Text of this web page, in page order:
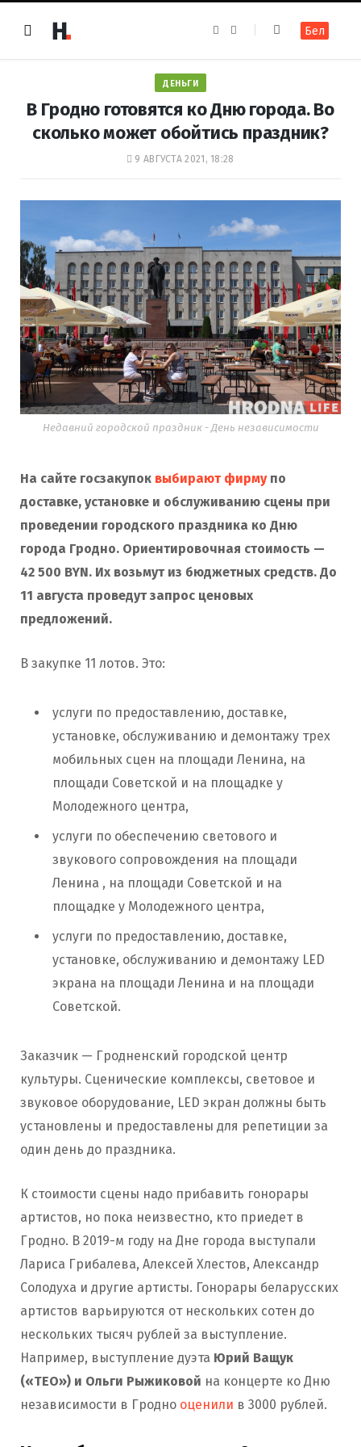
e
k
t
a
m
Бел
ДЕНЬГИ
В Гродно готовятся ко Дню города. Во
сколько может обойтись праздник?
9 АВГУСТА 2021, 18:28
Недавний городской праздник - День независимости
На сайте госзакупок выбирают фирмупо
доставке, установке и обслуживанию сцены при
проведении городского праздника ко Дню
города Гродно. Ориентировочная стоимость —
42 500 BYN. Их возьмут из бюджетных средств. До
11 августа проведут запрос ценовых
предложений.
В закупке 11 лотов. Это:
услуги по предоставлению, доставке,
установке, обслуживанию и демонтажу трех
мобильных сцен на площади Ленина, на
площади Советской и на площадке у
Молодежного центра,
услуги по обеспечению светового и
звукового сопровождения на площади
Ленина , на площади Советской и на
площадке у Молодежного центра,
услуги по предоставлению, доставке,
установке, обслуживанию и демонтажу LED
экрана на площади Ленина и на площади
Советской.
Заказчик — Гродненский городской центр
культуры. Сценические комплексы, световое и
звуковое оборудование, LED экран должны быть
установлены и предоставлены для репетиции за
один день до праздника.
К стоимости сцены надо прибавить гонорары
артистов, но пока неизвестно, кто приедет в
Гродно. В 2019-м году на Дне города выступали
Лариса Грибалева, Алексей Хлестов, Александр
Солодуха и другие артисты. Гонорары беларусских
артистов варьируются от нескольких сотен до
нескольких тысяч рублей за выступление.
Например, выступление дуэта Юрий Ващук
(«ТЕО») и Ольги Рыжиковой на концерте ко Дню
независимости в Гродно оценили в 3000 рублей.